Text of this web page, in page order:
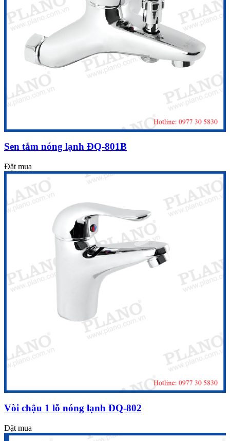
Sen tắm nóng lạnh ĐQ-801B
Đặt mua
Vòi chậu 1 lỗ nóng lạnh ĐQ-802
Đặt mua